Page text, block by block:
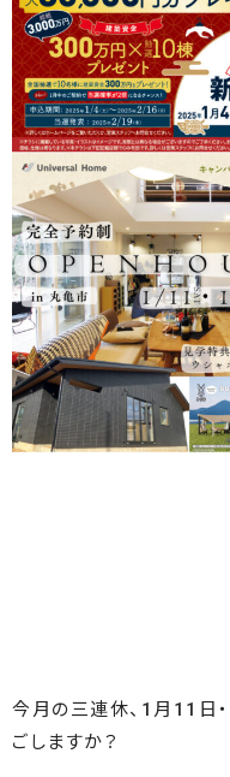
今月の三連休、1月11日
ごしますか？